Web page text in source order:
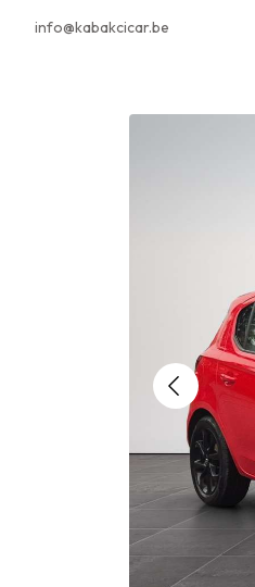
info@kabakcicar.be